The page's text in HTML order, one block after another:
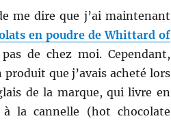
me dire que j’ai maintenant
en poudre de Whittard of
de chez moi. Cependant,
produit que j’avaisacheté lors
de la marque, qui livre en
la cannelle (hot chocolate